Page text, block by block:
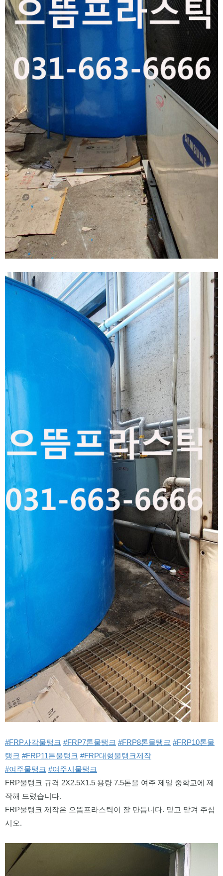
#FRP사각물탱크 #FRP7톤물탱크 #FRP8톤물탱크 #FRP10톤물
탱크 #FRP11톤물탱크 #FRP대형물탱크제작
#여주물탱크 #여주시물탱크
FRP물탱크 규격 2X2.5X1.5 용량 7.5톤을 여주 제일 중학교에 제
작해 드렸습니다.
FRP물탱크 제작은 으뜸프라스틱이 잘 만듭니다. 믿고 맡겨 주십
시오.